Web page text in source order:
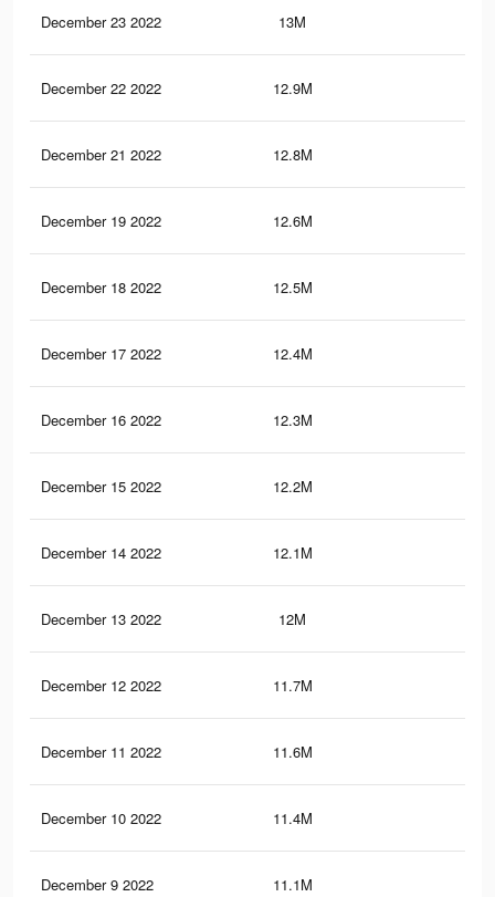
December 23 2022 13M
December 22 2022 12.9M
December 21 2022 12.8M
December 19 2022 12.6M
December 18 2022 12.5M
December 17 2022 12.4M
December 16 2022 12.3M
December 15 2022 12.2M
December 14 2022 12.1M
December 13 2022 12M
December 12 2022 11.7M
December 11 2022 11.6M
December 10 2022 11.4M
December 9 2022 11.1M